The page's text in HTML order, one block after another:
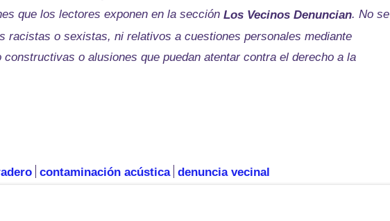
que los lectores exponen en la sección Los Vecinos Denuncian. No se
racistas o sexistas, ni relativos a cuestiones personales mediante
o alusiones que puedan atentar contra el derecho a la
contaminación acústica denuncia vecinal